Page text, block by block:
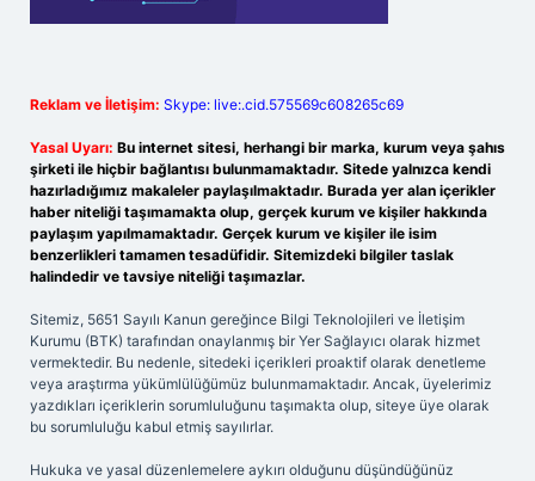
Reklam ve İletişim: Skype: live:.cid.575569c608265c69
Yasal Uyarı: Bu internet sitesi, herhangi bir marka, kurum veya şahıs
şirketi ile hiçbir bağlantısı bulunmamaktadır. Sitede yalnızca kendi
hazırladığımız makaleler paylaşılmaktadır. Burada yer alan içerikler
haber niteliği taşımamakta olup, gerçek kurum ve kişiler hakkında
paylaşım yapılmamaktadır. Gerçek kurum ve kişiler ile isim
benzerlikleri tamamen tesadüfidir. Sitemizdeki bilgiler taslak
halindedir ve tavsiye niteliği taşımazlar.
Sitemiz, 5651 Sayılı Kanun gereğince Bilgi Teknolojileri ve İletişim
Kurumu (BTK) tarafından onaylanmış bir Yer Sağlayıcı olarak hizmet
vermektedir. Bu nedenle, sitedeki içerikleri proaktif olarak denetleme
veya araştırma yükümlülüğümüz bulunmamaktadır. Ancak, üyelerimiz
yazdıkları içeriklerin sorumluluğunu taşımakta olup, siteye üye olarak
bu sorumluluğu kabul etmiş sayılırlar.
Hukuka ve yasal düzenlemelere aykırı olduğunu düşündüğünüz